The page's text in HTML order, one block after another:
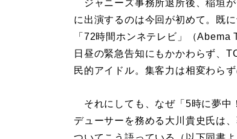
ジャニーズ事務所退所後、稲垣
に出演するのは今回が初めて。既
「72時間ホンネテレビ」（
日昼の緊急告知にもかかわらず、
民的アイドル。集客力は相変わらず
それにしても、なぜ「5時に夢中
デューサーを務める大川貴史氏は